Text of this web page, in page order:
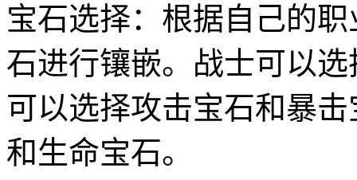
宝石选择：根据自己的
石进行镶嵌。战士可以
可以选择攻击宝石和暴
和生命宝石。